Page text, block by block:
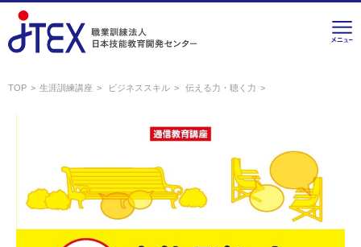
TOP 生涯訓練講座 ビジネススキル 伝える力・聴く力